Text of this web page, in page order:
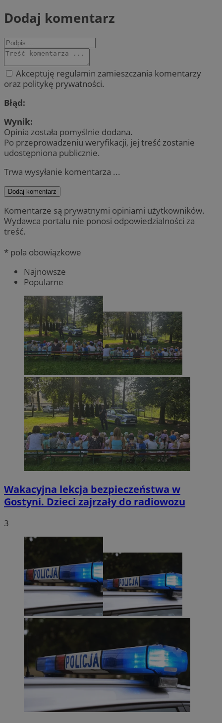
Dodaj komentarz
Akceptuję regulamin zamieszczania komentarzy
oraz politykę prywatności.
Błąd:
Wynik:
Opinia została pomyślnie dodana.
Po przeprowadzeniu weryfikacji, jej treść zostanie
udostępniona publicznie.
Trwa wysyłanie komentarza ...
Dodaj komentarz
Komentarze są prywatnymi opiniami użytkowników.
Wydawca portalu nie ponosi odpowiedzialności za
treść.
* pola obowiązkowe
Najnowsze
Popularne
Wakacyjna lekcja bezpieczeństwa w
Gostyni. Dzieci zajrzały do radiowozu
3